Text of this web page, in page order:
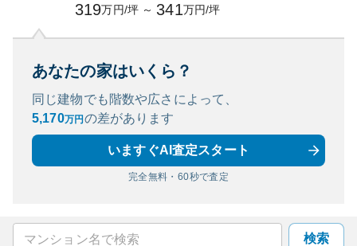
319万円/坪 ～ 341万円/坪
あなたの家はいくら？
同じ建物でも階数や広さによって、
5,170万円 の差があります
いますぐAI査定スタート
完全無料・60秒で査定
検索